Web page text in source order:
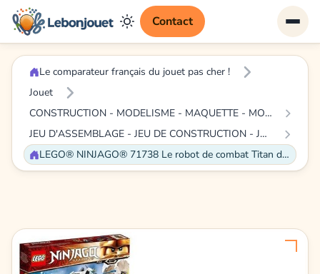
Contact
Le comparateur français du jouet pas cher !
Jouet
CONSTRUCTION - MODELISME - MAQUETTE - MODELE REDUIT A CONSTRUIRE
JEU D'ASSEMBLAGE - JEU DE CONSTRUCTION - JEU DE MANIPULATION
LEGO® NINJAGO® 71738 Le robot de combat Titan de Zane, jeu de construction de robot ninja comprenant des figurines à collectionner